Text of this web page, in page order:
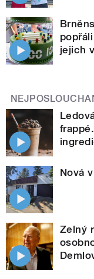
jejich
Nová
Zelný